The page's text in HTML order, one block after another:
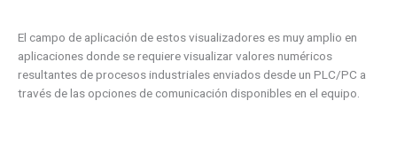
El campo de aplicación de estos visualizadores es muy amplio en
aplicaciones donde se requiere visualizar valores numéricos
resultantes de procesos industriales enviados desde un PLC/PC a
través de las opciones de comunicación disponibles en el equipo.